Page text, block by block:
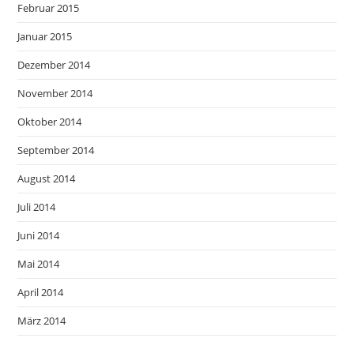
Februar 2015
Januar 2015
Dezember 2014
November 2014
Oktober 2014
September 2014
August 2014
Juli 2014
Juni 2014
Mai 2014
April 2014
März 2014